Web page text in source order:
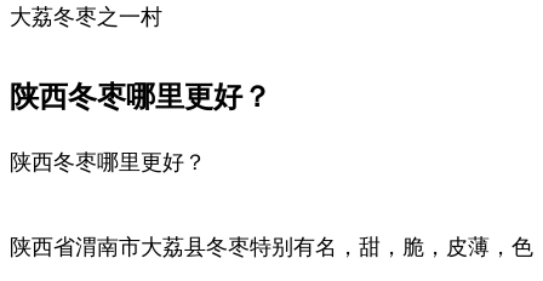
大荔冬枣之一村
陕西冬枣哪里更好？
陕西冬枣哪里更好？
陕西省渭南市大荔县冬枣特别有名，甜，脆，皮薄，色